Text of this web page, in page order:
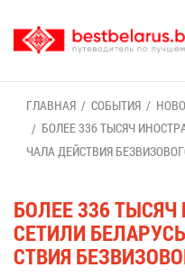
ГЛАВ­НАЯ СО­БЫ­ТИЯ
БО­ЛЕЕ 336 ТЫ­СЯЧ
ЧА­ЛА ДЕЙ­СТВИЯ
БО­ЛЕЕ 336
СЕ­ТИ­ЛИ
СТВИЯ